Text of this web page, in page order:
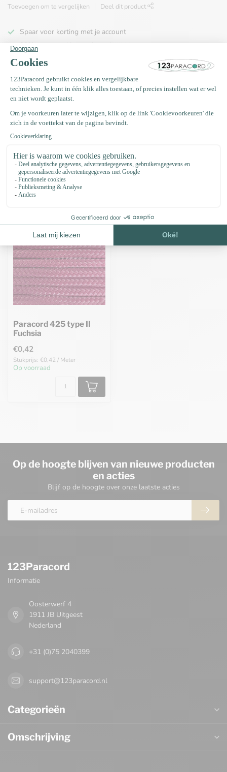
Toevoegen om te vergelijken Deel dit product
Spaar voor korting met je account
99% van onze klanten beveelt ons aan
100% de goedkoopste
Productomschrijving
Specificaties
Recent bekeken
Paracord 425 type II
Fuchsia
€0,42
Stukprijs: €0,42 / Meter
Op voorraad
Op de hoogte blijven van nieuwe producten
en acties
Blijf op de hoogte over onze laatste acties
123Paracord
Informatie
Oosterwerf 4
1911 JB Uitgeest
Nederland
+31 (0)75 2040399
support@123paracord.nl
Categorieën
Omschrijving